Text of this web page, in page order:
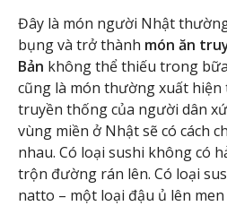
Đây là món người Nhật
bụng và trở thành món ăn
Bản không thể thiếu trong
cũng là món thường xuất hiện
truyền thống của người dân
vùng miền ở Nhật sẽ có cách
nhau. Có loại sushi không có
trộn đường rán lên. Có loại
natto – một loại đậu ủ lên